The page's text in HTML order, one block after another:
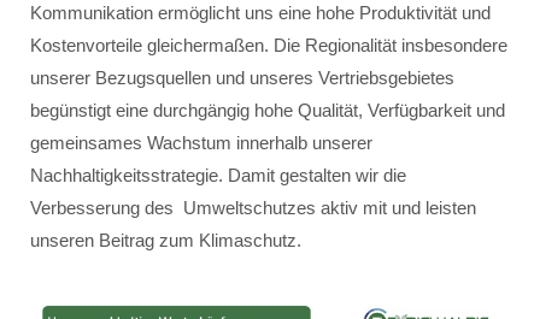
Kommunikation ermöglicht uns eine hohe Produktivität und
Kostenvorteile gleichermaßen. Die Regionalität insbesondere
unserer Bezugsquellen und unseres Vertriebsgebietes
begünstigt eine durchgängig hohe Qualität, Verfügbarkeit und
gemeinsames Wachstum innerhalb unserer
Nachhaltigkeitsstrategie. Damit gestalten wir die
Verbesserung des Umweltschutzes aktiv mit und leisten
unseren Beitrag zum Klimaschutz.